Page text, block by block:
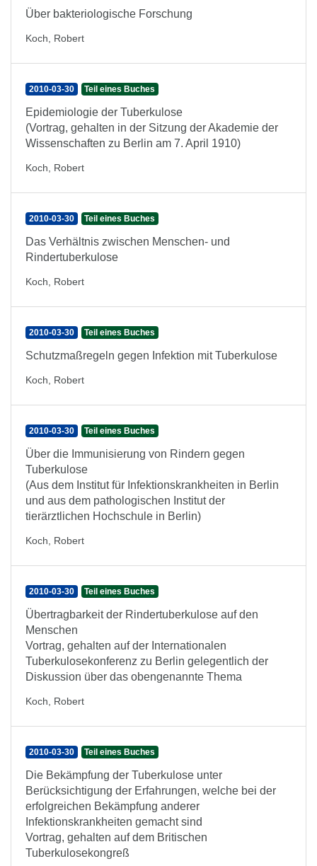
Über bakteriologische Forschung
Koch, Robert
2010-03-30 Teil eines Buches
Epidemiologie der Tuberkulose
(Vortrag, gehalten in der Sitzung der Akademie der
Wissenschaften zu Berlin am 7. April 1910)
Koch, Robert
2010-03-30 Teil eines Buches
Das Verhältnis zwischen Menschen- und
Rindertuberkulose
Koch, Robert
2010-03-30 Teil eines Buches
Schutzmaßregeln gegen Infektion mit Tuberkulose
Koch, Robert
2010-03-30 Teil eines Buches
Über die Immunisierung von Rindern gegen
Tuberkulose
(Aus dem Institut für Infektionskrankheiten in Berlin
und aus dem pathologischen Institut der
tierärztlichen Hochschule in Berlin)
Koch, Robert
2010-03-30 Teil eines Buches
Übertragbarkeit der Rindertuberkulose auf den
Menschen
Vortrag, gehalten auf der Internationalen
Tuberkulosekonferenz zu Berlin gelegentlich der
Diskussion über das obengenannte Thema
Koch, Robert
2010-03-30 Teil eines Buches
Die Bekämpfung der Tuberkulose unter
Berücksichtigung der Erfahrungen, welche bei der
erfolgreichen Bekämpfung anderer
Infektionskrankheiten gemacht sind
Vortrag, gehalten auf dem Britischen
Tuberkulosekongreß